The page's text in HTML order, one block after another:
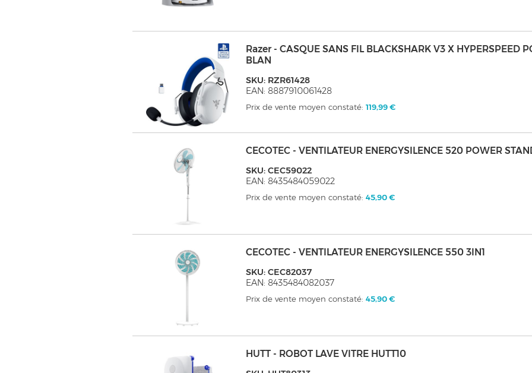
Razer - CASQUE SANS FIL BLACKSHARK V3 X HYPERSPEED
BLAN
SKU: RZR61428
EAN: 8887910061428
Prix de vente moyen constaté:119,99 €
CECOTEC - VENTILATEUR ENERGYSILENCE 520 POWER
SKU: CEC59022
EAN: 8435484059022
Prix de vente moyen constaté:45,90 €
CECOTEC - VENTILATEUR ENERGYSILENCE 550 3IN1
SKU: CEC82037
EAN: 8435484082037
Prix de vente moyen constaté:45,90 €
HUTT - ROBOT LAVE VITRE HUTT10